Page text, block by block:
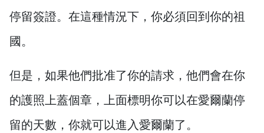
停留簽證。在這種情況下，你必須回到你的祖
國。
但是，如果他們批准了你的請求，他們會在你
的護照上蓋個章，上面標明你可以在愛爾蘭停
留的天數，你就可以進入愛爾蘭了。